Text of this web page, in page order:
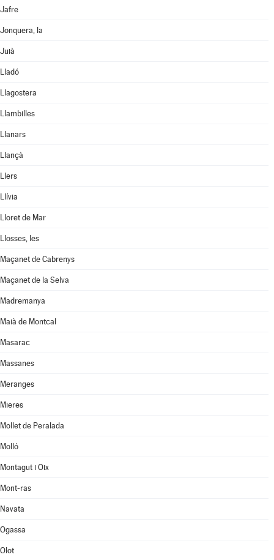
Jafre
Jonquera, la
Juià
Lladó
Llagostera
Llambilles
Llanars
Llançà
Llers
Llívia
Lloret de Mar
Llosses, les
Maçanet de Cabrenys
Maçanet de la Selva
Madremanya
Maià de Montcal
Masarac
Massanes
Meranges
Mieres
Mollet de Peralada
Molló
Montagut i Oix
Mont-ras
Navata
Ogassa
Olot